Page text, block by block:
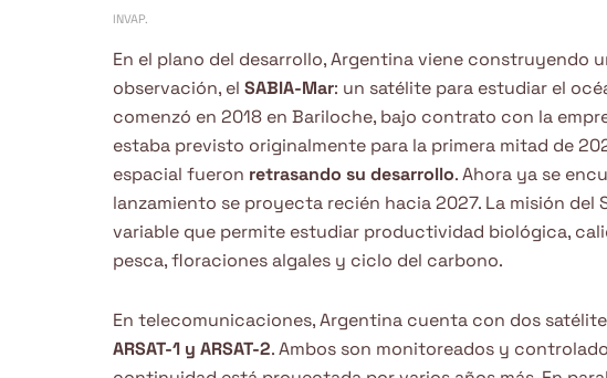
INVAP.
En el plano del desarrollo, Argentina viene
observación, el SABIA-Mar: un satélite para estudiar el
comenzó en 2018 en Bariloche, bajo contrato con la
estaba previsto originalmente para la primera mitad de
espacial fueron retrasando su desarrollo. Ahora ya se
lanzamiento se proyecta recién hacia 2027. La misión del
variable que permite estudiar productividad biológica,
pesca, floraciones algales y ciclo del carbono.
En telecomunicaciones, Argentina cuenta con dos
ARSAT-1 y ARSAT-2. Ambos son monitoreados y